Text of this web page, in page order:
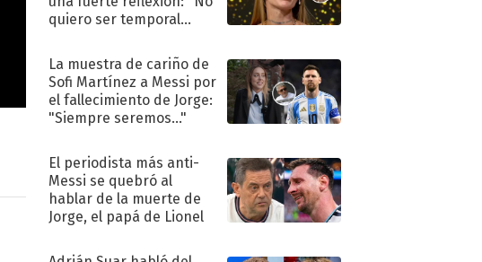
quiero ser temporal
La muestra de cariño de
Sofi Martínez a Messi por
el fallecimiento de Jorge:
"Siempre seremos..."
El periodista más anti-
Messi se quebró al
hablar de la muerte de
Jorge, el papá de Lionel